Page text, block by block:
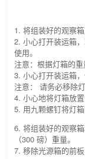
1. 将组装好的观察
2. 小心打开装运箱
使用。
注意：根据灯箱的
3. 小心打开装运箱
注意： 请务必移除
4. 小心地将灯箱放
5. 用九颗螺钉将灯
6. 将组装好的观察
（300 磅）重量。
7. 移除光源箱的前